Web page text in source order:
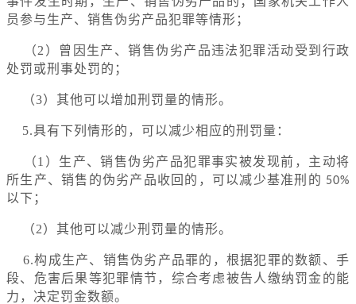
员参与生产、销售伪劣产品犯罪等情形；
（2）曾因生产、销售伪劣产品违法犯罪活动受到行政
处罚或刑事处罚的；
（3）其他可以增加刑罚量的情形。
5.具有下列情形的，可以减少相应的刑罚量：
（1）生产、销售伪劣产品犯罪事实被发现前，主动将
所生产、销售的伪劣产品收回的，可以减少基准刑的 50%
以下；
（2）其他可以减少刑罚量的情形。
6.构成生产、销售伪劣产品罪的，根据犯罪的数额、手
段、危害后果等犯罪情节，综合考虑被告人缴纳罚金的能
力，决定罚金数额。